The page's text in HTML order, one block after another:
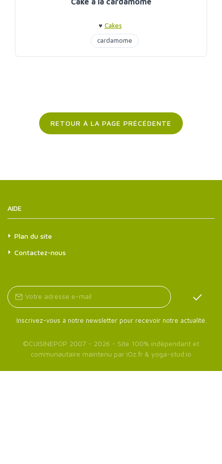
♥ Cakes
cardamome
RETOUR À LA PAGE PRÉCÉDENTE
AIDE
Plan du site
Contactez-nous
Inscrivez-vous à notre newsletter pour recevoir notre actualité.
©CUISINEPOP 2007 - 2026 - Site 100% indépendant et
communautaire maintenu par iOz.fr & yoga-stud.io